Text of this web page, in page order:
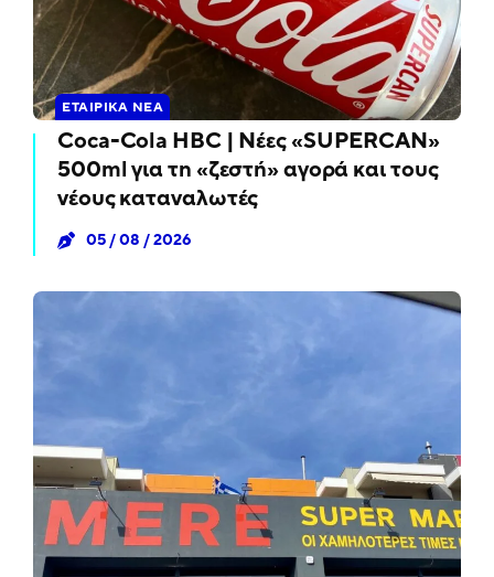
ΕΤΑΙΡΙΚΆ ΝΈΑ
Coca-Cola HBC | Νέες «SUPERCAN»
500ml για τη «ζεστή» αγορά και τους
νέους καταναλωτές
05 / 08 / 2026